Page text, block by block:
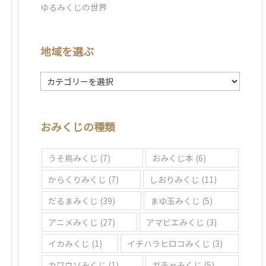
ゆるみくじの世界
地域を選ぶ
地
域
ぶ
おみくじの種類
うそ鳥みくじ (7) おみくじ本 (6)
からくりみくじ (7) しおりみくじ (11)
だるまみくじ (39) まゆ玉みくじ (5)
アニメみくじ (27) アマビエみくじ (3)
イカみくじ (1) イチハラヒロコみくじ (3)